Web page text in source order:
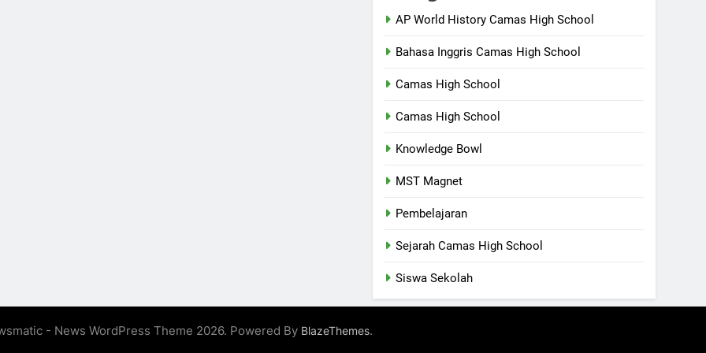
AP World History Camas High School
Bahasa Inggris Camas High School
Camas High School
Camas High School
Knowledge Bowl
MST Magnet
Pembelajaran
Sejarah Camas High School
Siswa Sekolah
- News WordPress Theme 2026. Powered By BlazeThemes.